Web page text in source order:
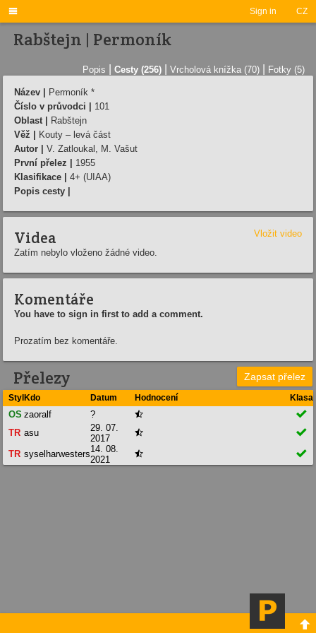
Sign in CZ

Rabštejn | Permoník
Popis Cesty (256) Vrcholová knížka (70) Fotky (5)
Název |
Permoník *
Číslo v průvodci |
101
Oblast |
Rabštejn
Věž |
Kouty – levá část
Autor |
V. Zatloukal, M. Vašut
První přelez |
1955
Klasifikace |
4+ (UIAA)
Popis cesty |
Videa
Vložit video
Zatím nebylo vloženo žádné video.
Komentáře
You have to sign in first to add a comment.
Prozatím bez komentáře.
Přelezy Zapsat přelez
StylKdo Datum Hodnocení Klasa
OS zaoralf ? 

TR asu
29. 07.
2017
 
TR syselharwesters14. 08.
2021
 
